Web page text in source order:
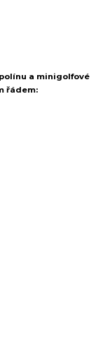
a minigolfové
řádem: